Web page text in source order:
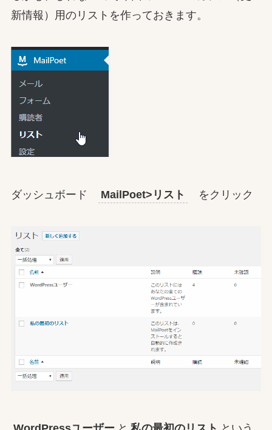
新情報）用のリストを作っておきます。
ダッシュボード MailPoet>リスト をクリック